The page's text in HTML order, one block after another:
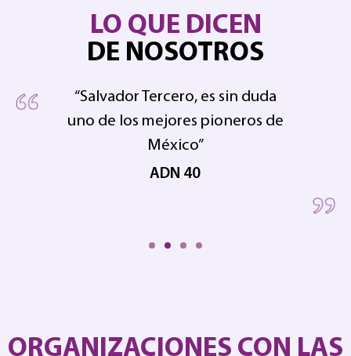
LO QUE DICEN
DE NOSOTROS
“Salvador Tercero, es sin duda
uno de los mejores pioneros de
México”
ADN 40
ORGANIZACIONES CON LAS